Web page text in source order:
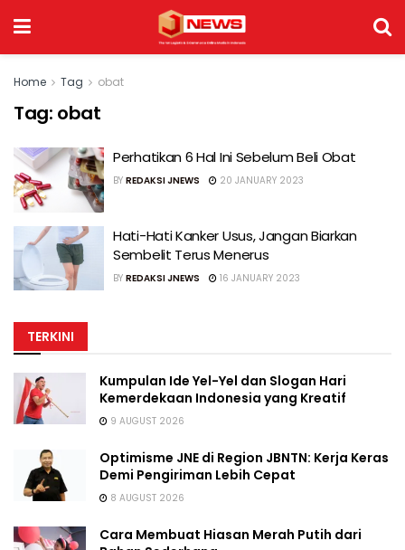
Home Tag obat
Tag: obat
Perhatikan 6 Hal Ini Sebelum Beli Obat
BY REDAKSI JNEWS 20 JANUARY 2023
Hati-Hati Kanker Usus, Jangan Biarkan
Sembelit Terus Menerus
BY REDAKSI JNEWS 16 JANUARY 2023
TERKINI
Kumpulan Ide Yel-Yel dan Slogan Hari
Kemerdekaan Indonesia yang Kreatif
9 AUGUST 2026
Optimisme JNE di Region JBNTN: Kerja Keras
Demi Pengiriman Lebih Cepat
8 AUGUST 2026
Cara Membuat Hiasan Merah Putih dari